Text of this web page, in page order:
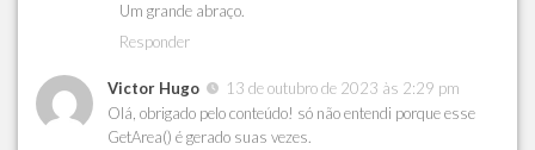
Um grande abraço.
Responder
Victor Hugo
13 de outubro de 2023 às 2:29 pm
Olá, obrigado pelo conteúdo! só não entendi porque esse
GetArea() é gerado suas vezes.